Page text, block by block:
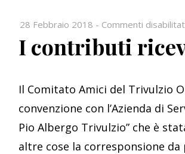
28 Febbraio 2018 - Commenti
I contributi
Il Comitato Amici del Trivulzio
convenzione con l’Azienda di
Pio Albergo Trivulzio” che è
altre cose la corresponsione